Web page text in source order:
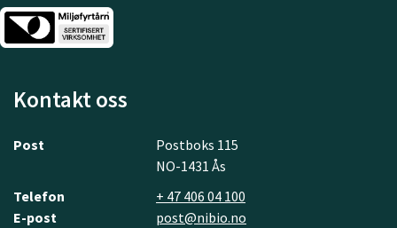
Kontakt oss
Post
Postboks 115
NO-1431 Ås
Telefon
+ 47 406 04 100
E-post
post@nibio.no